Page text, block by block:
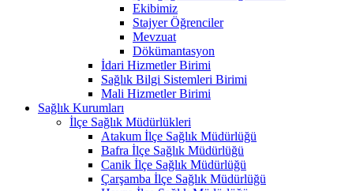
Ekibimiz
Stajyer Öğrenciler
Mevzuat
Dökümantasyon
İdari Hizmetler Birimi
Sağlık Bilgi Sistemleri Birimi
Mali Hizmetler Birimi
Sağlık Kurumları
İlçe Sağlık Müdürlükleri
Atakum İlçe Sağlık Müdürlüğü
Bafra İlçe Sağlık Müdürlüğü
Canik İlçe Sağlık Müdürlüğü
Çarşamba İlçe Sağlık Müdürlüğü